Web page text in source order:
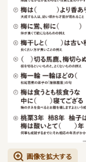
画像を拡大する